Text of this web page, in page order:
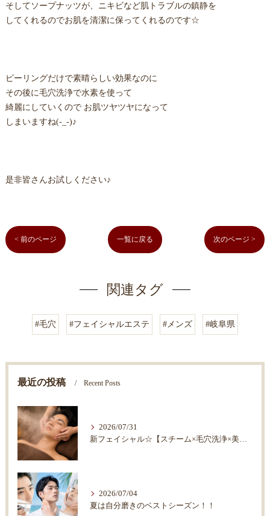
そしてソープナッツが、ニキビなど肌トラブルの鎮静を
してくれるのでお肌を清潔に保ってくれるのです☆
ピーリングだけで素晴らしい効果なのに
その後に毛穴洗浄で水素を使って
綺麗にしていくので お肌ツヤツヤになって
しまいますね(-_-)♪
是非皆さんお試しください♪
< 前のページ 一覧に戻る 次のページ >
関連タグ
#毛穴 #フェイシャルエステ #メンズ #岐阜県
最近の投稿 Recent Posts
2026/07/31
新フェイシャル☆【スチーム×毛穴洗浄×美顔器×マッサージ】
2026/07/04
夏は自分磨きのベストシーズン！！